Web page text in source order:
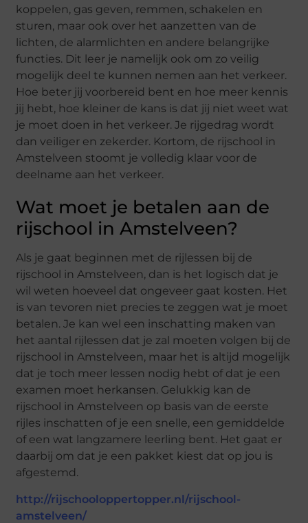
koppelen, gas geven, remmen, schakelen en
sturen, maar ook over het aanzetten van de
lichten, de alarmlichten en andere belangrijke
functies. Dit leer je namelijk ook om zo veilig
mogelijk deel te kunnen nemen aan het verkeer.
Hoe beter jij voorbereid bent en hoe meer kennis
jij hebt, hoe kleiner de kans is dat jij niet weet wat
je moet doen in het verkeer. Je rijgedrag wordt
dan veiliger en zekerder. Kortom, de rijschool in
Amstelveen stoomt je volledig klaar voor de
deelname aan het verkeer.
Wat moet je betalen aan de
rijschool in Amstelveen?
Als je gaat beginnen met de rijlessen bij de
rijschool in Amstelveen, dan is het logisch dat je
wil weten hoeveel dat ongeveer gaat kosten. Het
is van tevoren niet precies te zeggen wat je moet
betalen. Je kan wel een inschatting maken van
het aantal rijlessen dat je zal moeten volgen bij de
rijschool in Amstelveen, maar het is altijd mogelijk
dat je toch meer lessen nodig hebt of dat je een
examen moet herkansen. Gelukkig kan de
rijschool in Amstelveen op basis van de eerste
rijles inschatten of je een snelle, een gemiddelde
of een wat langzamere leerling bent. Het gaat er
daarbij om dat je een pakket kiest dat op jou is
afgestemd.
http://rijschooloppertopper.nl/rijschool-
amstelveen/